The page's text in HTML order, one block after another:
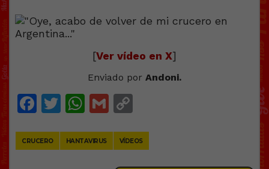
[Ver vídeo en X]
Enviado por Andoni.
Facebook
Twitter
WhatsApp
Gmail
CRUCERO HANTAVIRUS VÍDEOS